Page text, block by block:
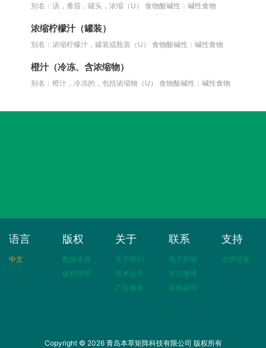
别名：汤，番茄，罐头，浓缩（U）食物酸碱性：碱性食物
浓缩柠檬汁（罐装）
别名：浓缩柠檬汁，罐装或瓶装（U）食物酸碱性：碱性食物
橙汁（冷冻、含浓缩物）
别名：橙汁，冷冻的，包括浓缩物（U）食物酸碱性：碱性食物
语言
中文
版权
数据来源
版权声明
关于
关于我们
技术合作
广告服务
联系
电子邮箱
官方微博
在线咨询
支持
友情链接
Copyright © 2026 青岛本草矩阵科技有限公司 版权所有